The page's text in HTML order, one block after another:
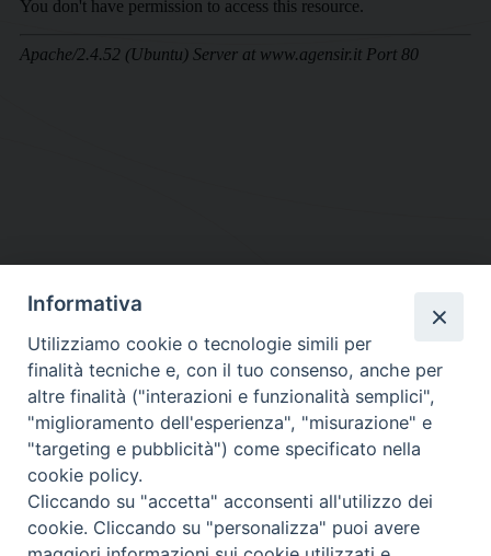
DIOCESI SUBURBICARIA DI ALBANO
Contatti:Tel.: 06.93268401 - Fax.: 06.9323844
E-mail:curia@diocesidialbano.it
Orari: dal Lunedì al Venerdì Ore: 9:00 - 13:00
Lunedì, Mercoledì e Venerdì, Ore 9:30 - 12:30
Informativa
Utilizziamo cookie o tecnologie simili per
finalità tecniche e, con il tuo consenso, anche per
altre finalità ("interazioni e funzionalità semplici",
"miglioramento dell'esperienza", "misurazione" e
"targeting e pubblicità") come specificato nella
cookie policy.
Cliccando su "accetta" acconsenti all'utilizzo dei
cookie. Cliccando su "personalizza" puoi avere